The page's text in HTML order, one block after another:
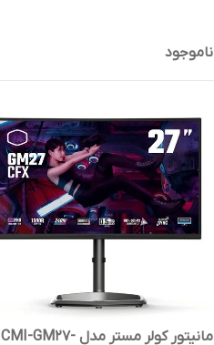
ناموجود
مانیتور کولر مستر مدل CMI-GM27-